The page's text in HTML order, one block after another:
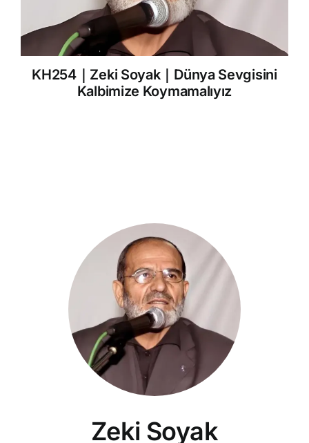
KH254｜Zeki Soyak｜Dünya Sevgisini
Kalbimize Koymamalıyız
Zeki Soyak